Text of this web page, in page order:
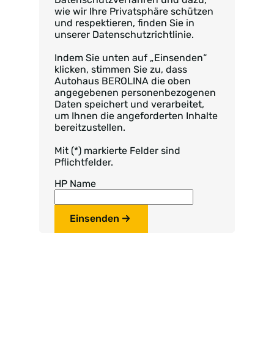
wie wir Ihre Privatsphäre schützen
und respektieren, finden Sie in
unserer Datenschutzrichtlinie.
Indem Sie unten auf „Einsenden“
klicken, stimmen Sie zu, dass
Autohaus BEROLINA die oben
angegebenen personenbezogenen
Daten speichert und verarbeitet,
um Ihnen die angeforderten Inhalte
bereitzustellen.
Mit (*) markierte Felder sind
Pflichtfelder.
HP Name
Einsenden